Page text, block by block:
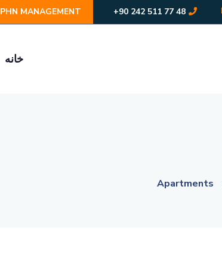
48 77 511 242 90+
PHN MANAGEMENT
خانه
Apartments